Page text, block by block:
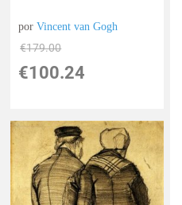
porVincent van Gogh
€179.00
€100.24